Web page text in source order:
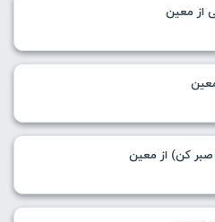
از معین
صبر کن) از معین